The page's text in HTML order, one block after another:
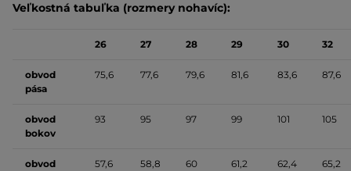
Veľkostná tabuľka (rozmery nohavíc):
26 27 28 29 30 32
obvod
pása
75,6 77,6 79,6 81,6 83,6 87,6
obvod
bokov
93 95 97 99 101 105
obvod
57,6 58,8 60 61,2 62,4 65,2